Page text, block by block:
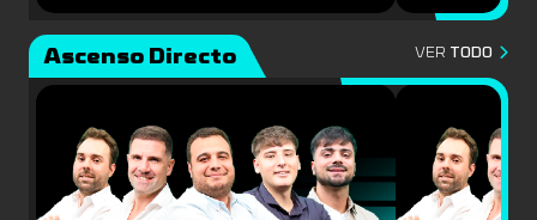
Ascenso Directo VER TODO